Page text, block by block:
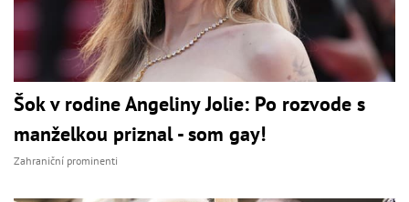
Šok v rodine Angeliny Jolie: Po rozvode s
manželkou priznal - som gay!
Zahraniční prominenti